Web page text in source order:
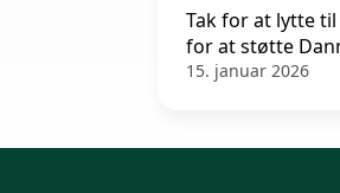
Tak for at lytte til
for at støtte
15. januar 2026